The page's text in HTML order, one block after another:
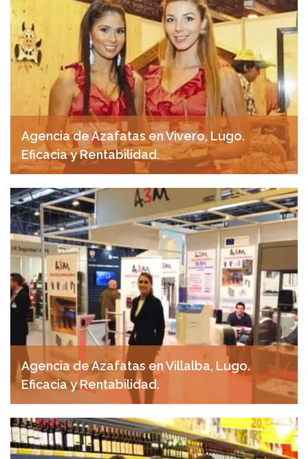
Agencia de Azafatas en Vivero, Lugo.
Eficacia y Rentabilidad.
abril 23, 2025
Agencia de Azafatas en Villalba, Lugo.
Eficacia y Rentabilidad.
abril 19, 2025